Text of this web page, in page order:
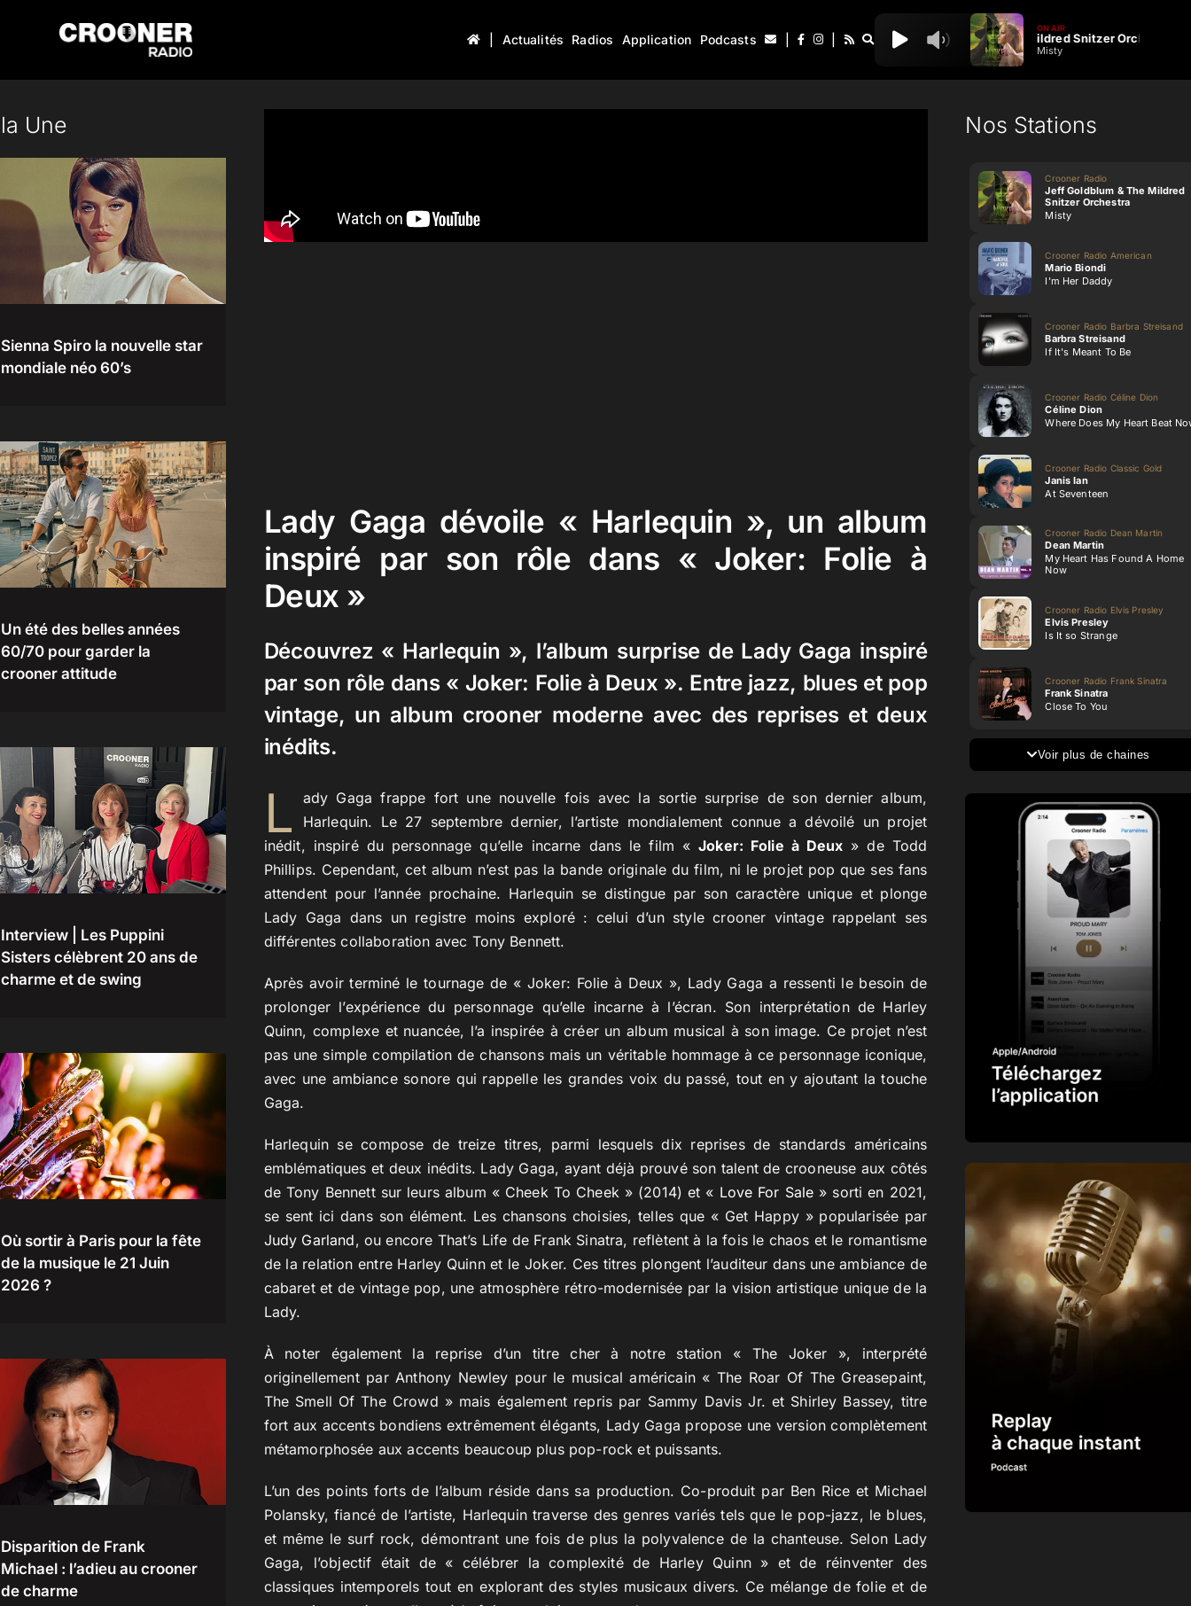
Actualités Radios Application Podcasts
ON AIR
Jeff Goldblum & The Mildred Snitzer Orchestra
Misty
Une
Sienna Spiro la nouvelle star
mondiale néo 60’s
Un été des belles années
60/70 pour garder la
crooner attitude
Interview | Les Puppini
Sisters célèbrent 20 ans de
charme et de swing
Où sortir à Paris pour la fête
de la musique le 21 Juin
2026 ?
Disparition de Frank
Michael : l’adieu au crooner
de charme
Lady Gaga dévoile « Harlequin », un album
inspiré par son rôle dans « Joker: Folie à
Deux »
Découvrez « Harlequin », l’album surprise de Lady Gaga inspiré
par son rôle dans « Joker: Folie à Deux ». Entre jazz, blues et pop
vintage, un album crooner moderne avec des reprises et deux
inédits.
L
ady Gaga frappe fort une nouvelle fois avec la sortie surprise de son dernier album,
Harlequin. Le 27 septembre dernier, l’artiste mondialement connue a dévoilé un projet
inédit, inspiré du personnage qu’elle incarne dans le film «Joker: Folie à Deux » de Todd
Phillips. Cependant, cet album n’est pas la bande originale du film, ni le projet pop que ses fans
attendent pour l’année prochaine. Harlequin se distingue par son caractère unique et plonge
Lady Gaga dans un registre moins exploré : celui d’un style crooner vintage rappelant ses
différentes collaboration avec Tony Bennett.
Après avoir terminé le tournage de « Joker: Folie à Deux », Lady Gaga a ressenti le besoin de
prolonger l’expérience du personnage qu’elle incarne à l’écran. Son interprétation de Harley
Quinn, complexe et nuancée, l’a inspirée à créer un album musical à son image. Ce projet n’est
pas une simple compilation de chansons mais un véritable hommage à ce personnage iconique,
avec une ambiance sonore qui rappelle les grandes voix du passé, tout en y ajoutant la touche
Gaga.
Harlequin se compose de treize titres, parmi lesquels dix reprises de standards américains
emblématiques et deux inédits. Lady Gaga, ayant déjà prouvé son talent de crooneuse aux côtés
de Tony Bennett sur leurs album « Cheek To Cheek » (2014) et « Love For Sale » sorti en 2021,
se sent ici dans son élément. Les chansons choisies, telles que « Get Happy » popularisée par
Judy Garland, ou encore That’s Life de Frank Sinatra, reflètent à la fois le chaos et le romantisme
de la relation entre Harley Quinn et le Joker. Ces titres plongent l’auditeur dans une ambiance de
cabaret et de vintage pop, une atmosphère rétro-modernisée par la vision artistique unique de la
Lady.
À noter également la reprise d’un titre cher à notre station « The Joker », interprété
originellement par Anthony Newley pour le musical américain « The Roar Of The Greasepaint,
The Smell Of The Crowd » mais également repris par Sammy Davis Jr. et Shirley Bassey, titre
fort aux accents bondiens extrêmement élégants, Lady Gaga propose une version complètement
métamorphosée aux accents beaucoup plus pop-rock et puissants.
L’un des points forts de l’album réside dans sa production. Co-produit par Ben Rice et Michael
Polansky, fiancé de l’artiste, Harlequin traverse des genres variés tels que le pop-jazz, le blues,
et même le surf rock, démontrant une fois de plus la polyvalence de la chanteuse. Selon Lady
Gaga, l’objectif était de « célébrer la complexité de Harley Quinn » et de réinventer des
classiques intemporels tout en explorant des styles musicaux divers. Ce mélange de folie et de
Nos Stations
Crooner Radio
Jeff Goldblum & The Mildred
Snitzer Orchestra
Misty
Crooner Radio American
Mario Biondi
I'm Her Daddy
Crooner Radio Barbra Streisand
Barbra Streisand
If It's Meant To Be
Crooner Radio Céline Dion
Céline Dion
Where Does My Heart Beat
Crooner Radio Classic Gold
Janis Ian
At Seventeen
Crooner Radio Dean Martin
Dean Martin
My Heart Has Found A Home
Now
Crooner Radio Elvis Presley
Elvis Presley
Is It so Strange
Crooner Radio Frank Sinatra
Frank Sinatra
Close To You
Voir plus de chaines